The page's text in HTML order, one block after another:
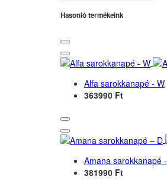
Hasonló termékeink
Alfa sarokkanapé - W
363990 Ft
Amana sarokkanapé
381990 Ft